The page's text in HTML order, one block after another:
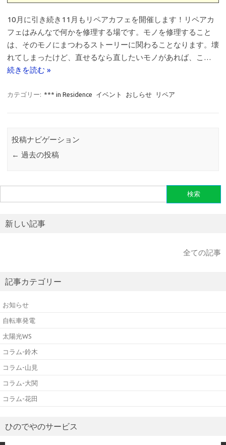
10月に引き続き11月もリペアカフェを開催します！リペアカ
フェはみんなで何かを修理する場です。モノを修理すること
は、そのモノにまつわるストーリーに関わることなります。壊
れてしまったけど、直せるなら直したいモノがあれば、こ…
続きを読む »
カテゴリー: *** in Residence イベント おしらせ リペア
投稿ナビゲーション
← 過去の投稿
索:
新しい記事
全ての記事
記事カテゴリー
お知らせ
自転車発電
太陽光WS
コラム-鈴木
コラム-山見
コラム-大関
コラム-花田
ひのでやのサービス